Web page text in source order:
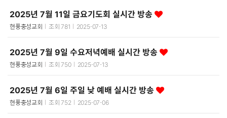
2025년 7월 11일 금요기도회 실시간 방송
현풍충성교회 조회781 2025-07-13
2025년 7월 9일 수요저녁예배 실시간 방송
현풍충성교회 조회750 2025-07-13
2025년 7월 6일 주일 낮 예배 실시간 방송
현풍충성교회 조회752 2025-07-06